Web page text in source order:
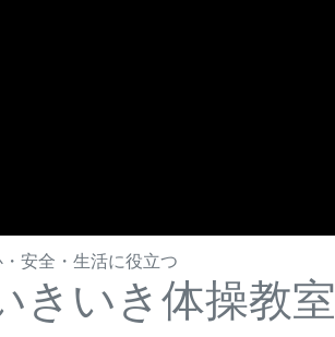
きいき体操教室
安全・生活に役立つ